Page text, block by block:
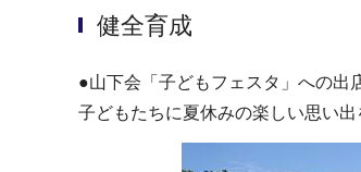
健全育成
●山下会「子どもフェスタ」への出
子どもたちに夏休みの楽しい思い